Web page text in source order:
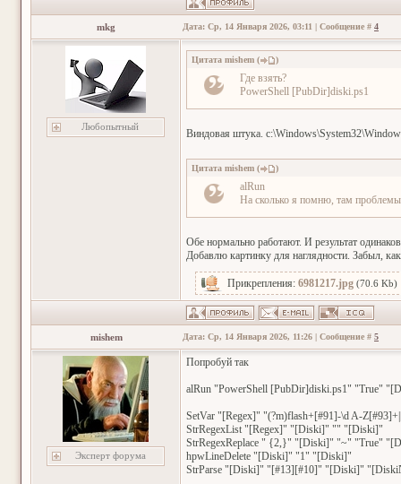
mkg Дата: Ср, 14 Января 2026, 03:11 | Сообщение # 4
Любопытный
Цитата mishem ( )
Где взять?
PowerShell [PubDir]diski.ps1
Виндовая штука.
Цитата mishem ( )
alRun
На сколько я помню, там проблемы
Обе нормально работают. И результат
Добавлю картинку для наглядности. Забыл,
Прикрепления: 6981217.jpg (70.6 Kb)
mishem Дата: Ср, 14 Января 2026, 11:26 | Сообщение # 5
Эксперт форума
Попробуй так
alRun "PowerShell [PubDir]diski.ps1" "True"
SetVar "[Regex]" "(?m)flash+[#91]-\d A-
StrRegexList "[Regex]" "[Diski]" "" "[Diski]"
StrRegexReplace " {2,}" "[Diski]" "~" "True"
hpwLineDelete "[Diski]" "1" "[Diski]"
StrParse "[Diski]" "[#13][#10]" "[Diski]"